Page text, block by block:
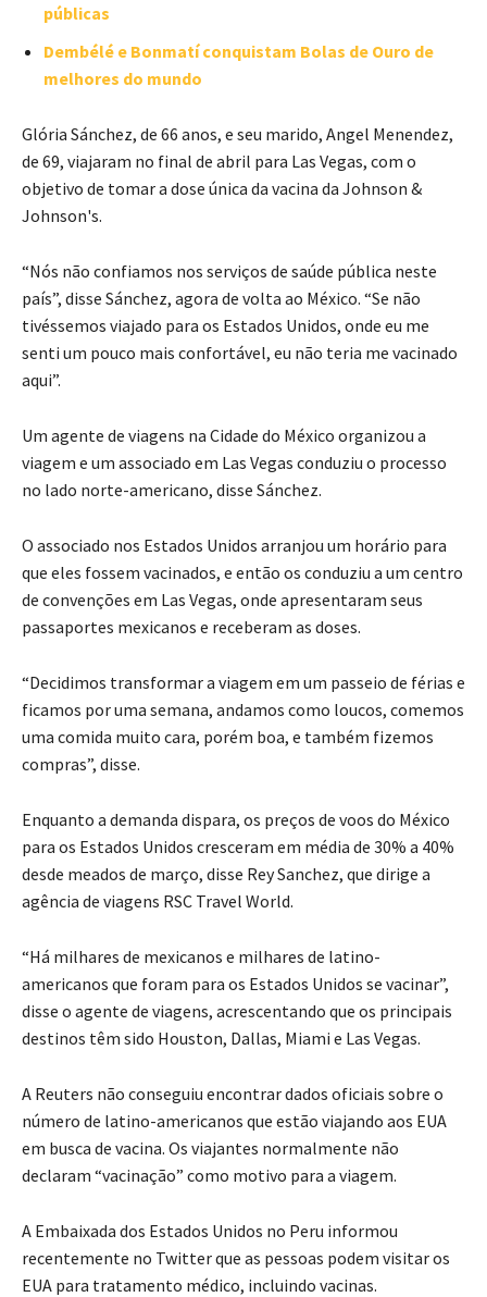
públicas
Dembélé e Bonmatí conquistam Bolas de Ouro de
melhores do mundo
Glória Sánchez, de 66 anos, e seu marido, Angel Menendez,
de 69, viajaram no final de abril para Las Vegas, com o
objetivo de tomar a dose única da vacina da Johnson &
Johnson's.
“Nós não confiamos nos serviços de saúde pública neste
país”, disse Sánchez, agora de volta ao México. “Se não
tivéssemos viajado para os Estados Unidos, onde eu me
senti um pouco mais confortável, eu não teria me vacinado
aqui”.
Um agente de viagens na Cidade do México organizou a
viagem e um associado em Las Vegas conduziu o processo
no lado norte-americano, disse Sánchez.
O associado nos Estados Unidos arranjou um horário para
que eles fossem vacinados, e então os conduziu a um centro
de convenções em Las Vegas, onde apresentaram seus
passaportes mexicanos e receberam as doses.
“Decidimos transformar a viagem em um passeio de férias e
ficamos por uma semana, andamos como loucos, comemos
uma comida muito cara, porém boa, e também fizemos
compras”, disse.
Enquanto a demanda dispara, os preços de voos do México
para os Estados Unidos cresceram em média de 30% a 40%
desde meados de março, disse Rey Sanchez, que dirige a
agência de viagens RSC Travel World.
“Há milhares de mexicanos e milhares de latino-
americanos que foram para os Estados Unidos se vacinar”,
disse o agente de viagens, acrescentando que os principais
destinos têm sido Houston, Dallas, Miami e Las Vegas.
A Reuters não conseguiu encontrar dados oficiais sobre o
número de latino-americanos que estão viajando aos EUA
em busca de vacina. Os viajantes normalmente não
declaram “vacinação” como motivo para a viagem.
A Embaixada dos Estados Unidos no Peru informou
recentemente no Twitter que as pessoas podem visitar os
EUA para tratamento médico, incluindo vacinas.